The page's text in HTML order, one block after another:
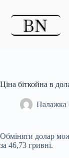
Ціна біткойна в
Палажка
Обміняти долар
за 46,73 гривні.